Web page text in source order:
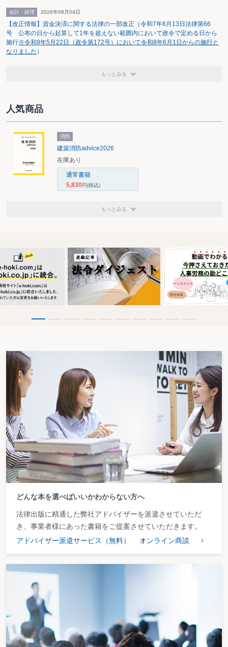
会計・経理 2026年08月04日
【改正情報】資金決済に関する法律の一部改正（令和7年6月13日法律第66
号 公布の日から起算して1年を超えない範囲内において政令で定める日から
施行※令和8年5月22日（政令第172号）において令和8年6月1日からの施行と
なりました ）
もっとみる
人気商品
消防
建築消防advice2026
在庫あり
通常書籍
5,830円(税込)
もっとみる
どんな本を選べばいいかわからない方へ
法律出版に精通した弊社アドバイザーを派遣させていただ
き、事業者様にあった書籍をご提案させていただきます。
アドバイザー派遣サービス（無料）
オンライン商談